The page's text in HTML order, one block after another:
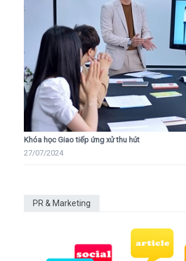
Khóa học Giao tiếp ứng xử thu hút
27/07/2024
PR & Marketing